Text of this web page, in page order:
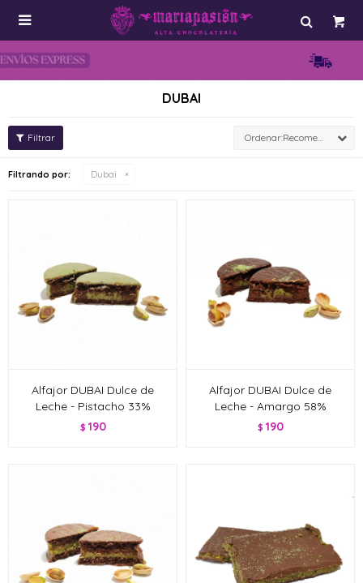

DUBAI
Recomendados
Filtrando por: Dubai
Alfajor DUBAI Dulce de
Leche - Pistacho 33%
$ 190
Alfajor DUBAI Dulce de
Leche - Amargo 58%
$ 190